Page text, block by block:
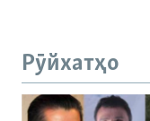
Рӯйхатҳо